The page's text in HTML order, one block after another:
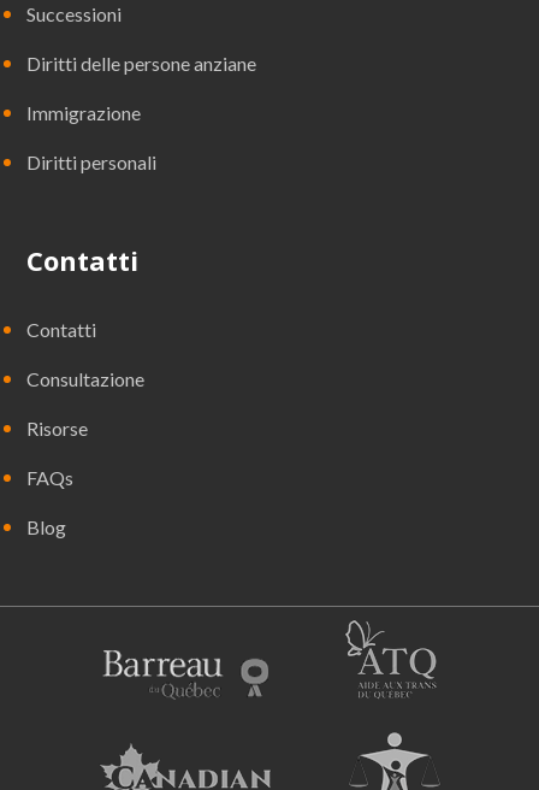
Successioni
Diritti delle persone anziane
Immigrazione
Diritti personali
Contatti
Contatti
Consultazione
Risorse
FAQs
Blog